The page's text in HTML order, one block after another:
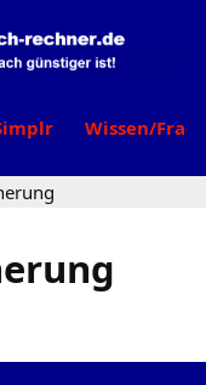
Wissen/